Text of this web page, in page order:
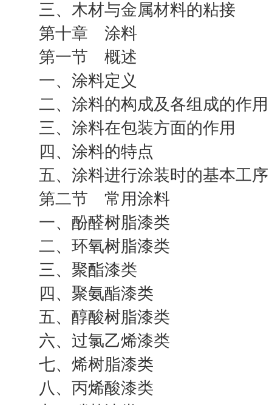
三、木材与金属材料的粘接
第十章 涂料
第一节 概述
一、涂料定义
二、涂料的构成及各组成的作用
三、涂料在包装方面的作用
四、涂料的特点
五、涂料进行涂装时的基本工序
第二节 常用涂料
一、酚醛树脂漆类
二、环氧树脂漆类
三、聚酯漆类
四、聚氨酯漆类
五、醇酸树脂漆类
六、过氯乙烯漆类
七、烯树脂漆类
八、丙烯酸漆类